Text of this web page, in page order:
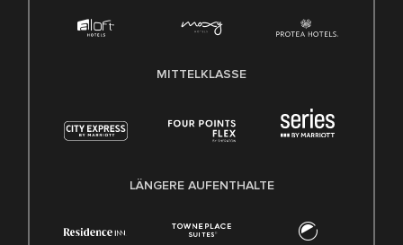
MITTELKLASSE
LÄNGERE AUFENTHALTE